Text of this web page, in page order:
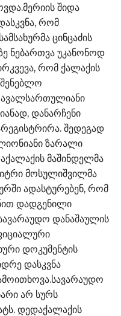
შიდა
რომ
ცინცაძის
ნებართვა უკანონოდ
რომ ქალაქის
დანარჩენი
შედეგად
ზარალი
მაშინდელმა
მოსულიშვილმა
ადასტურებენ, რომ
დადგენილი
დანაშაულის
დოკუმენტის
დასკვნა
არ სურს
დედაქალაქის